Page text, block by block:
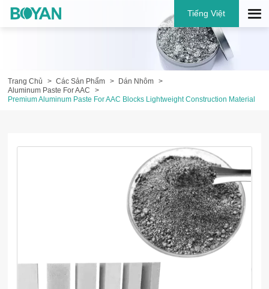
Tiếng Việt
Trang Chủ Các Sản Phẩm
Dán Nhôm
Aluminum Paste For AAC
Premium Aluminum Paste For AAC Blocks Lightweight Construction Material